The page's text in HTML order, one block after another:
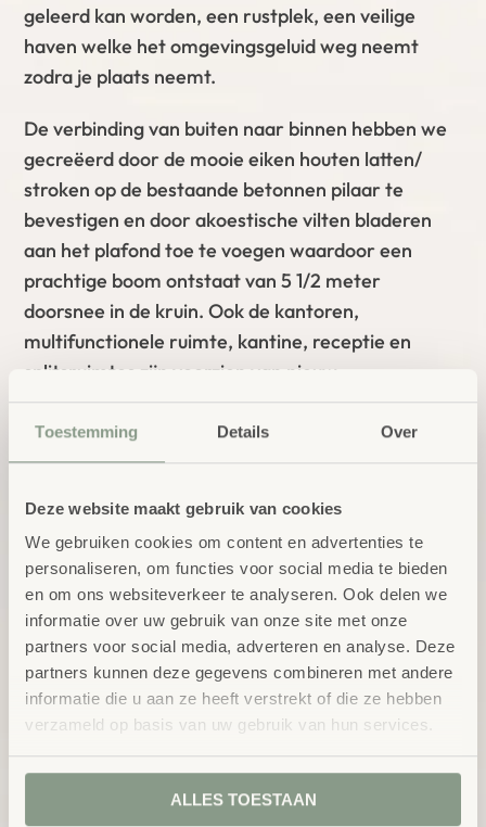
Toestemming Details Over
Deze website maakt gebruik van cookies
We gebruiken cookies om content en advertenties te
personaliseren, om functies voor social media te bieden
en om ons websiteverkeer te analyseren. Ook delen we
informatie over uw gebruik van onze site met onze
partners voor social media, adverteren en analyse. Deze
partners kunnen deze gegevens combineren met andere
informatie die u aan ze heeft verstrekt of die ze hebben
verzameld op basis van uw gebruik van hun services.
ALLES TOESTAAN
geleerd kan worden, een rustplek, een veilige
haven welke het omgevingsgeluid weg neemt
zodra je plaats neemt.
De verbinding van buiten naar binnen hebben we
gecreëerd door de mooie eiken houten latten/
stroken op de bestaande betonnen pilaar te
bevestigen en door akoestische vilten bladeren
aan het plafond toe te voegen waardoor een
prachtige boom ontstaat van 5 1/2 meter
doorsnee in de kruin. Ook de kantoren,
multifunctionele ruimte, kantine, receptie en
splitsruimtes zijn voorzien van nieuw
toekomstgericht en ergonomisch verantwoord
meubilair. De vloeren zijn voorzien van een nieuwe
frisse laag, de muren geschilderd, nieuwe
Verder hebben wij gezorgd voor positieve Visuals,
door letters ” School is Cool” in de vide te plaatsen
met een grappige loopfiets past het goed bij de
bestaande groene trap. Bij de gele trap hebben
we een gieter opgehangen met waterdruppels in
verschillende kleuren welke symbolisch de
diversiteit aan culturen weergeeft van de
leerlingen die hier kunnen Bloeien!
Door de rijke stoffen en zacht frisse pistache kleur